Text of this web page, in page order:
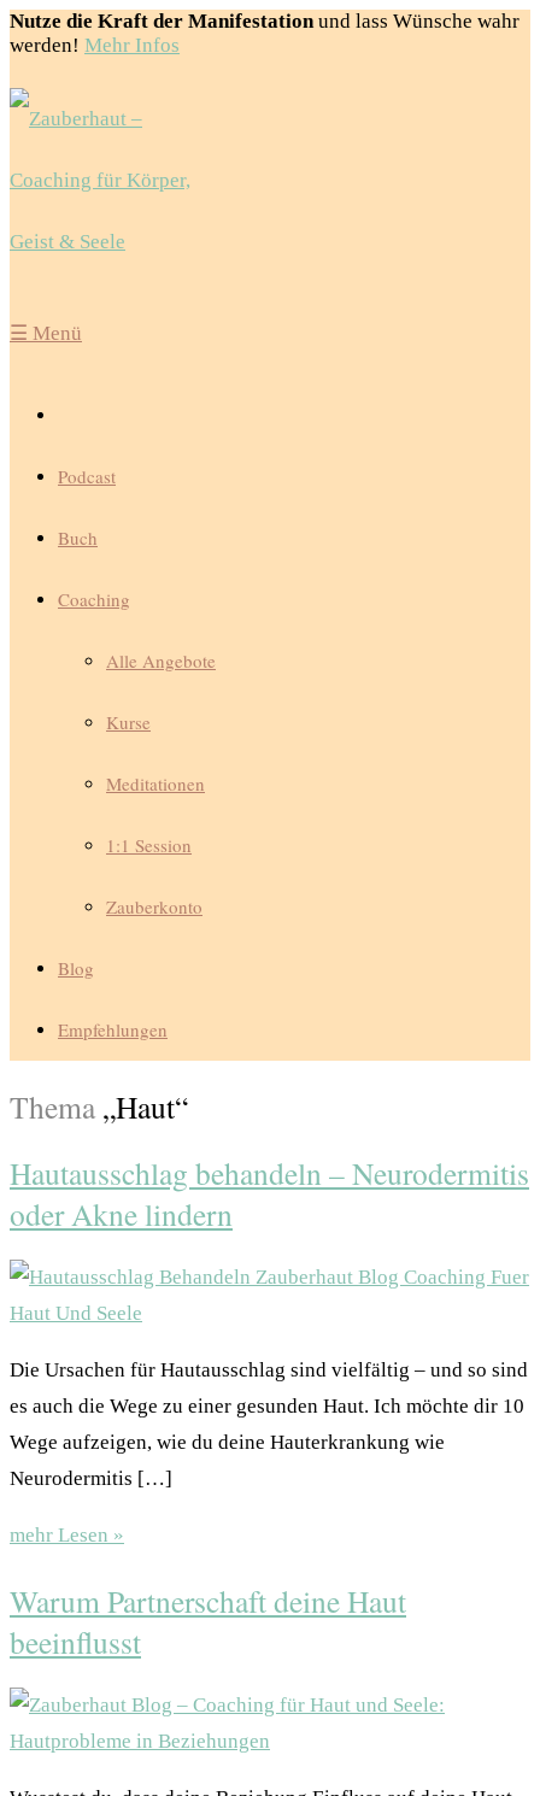
Nutze die Kraft der Manifestationund lass Wünsche wahr
werden! Mehr Infos
☰ Menü
Podcast
Buch
Coaching
Alle Angebote
Kurse
Meditationen
1:1 Session
Zauberkonto
Blog
Empfehlungen
Thema „Haut“
Hautausschlag behandeln – Neurodermitis
oder Akne lindern
Die Ursachen für Hautausschlag sind vielfältig – und so sind
es auch die Wege zu einer gesunden Haut. Ich möchte dir 10
Wege aufzeigen, wie du deine Hauterkrankung wie
Neurodermitis […]
mehr Lesen »
Warum Partnerschaft deine Haut
beeinflusst